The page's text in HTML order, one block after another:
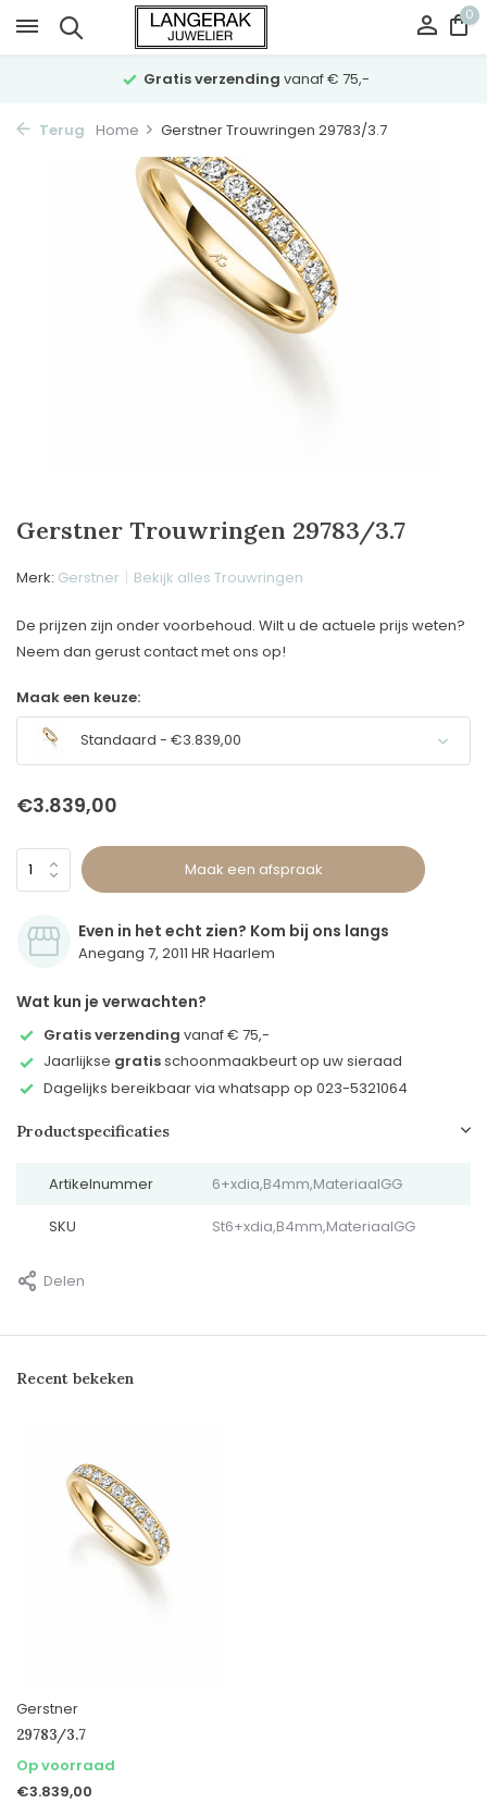
0
Gratis verzending vanaf € 75,-
Terug Home Gerstner Trouwringen 29783/3.7
Gerstner Trouwringen 29783/3.7
Merk: Gerstner Bekijk alles Trouwringen
De prijzen zijn onder voorbehoud. Wilt u de actuele prijs weten?
Neem dan gerust contact met ons op!
Maak een keuze:
Standaard - €3.839,00
€3.839,00
Maak een afspraak
Even in het echt zien? Kom bij ons langs
Anegang 7, 2011 HR Haarlem
Wat kun je verwachten?
Gratis verzending vanaf € 75,-
Jaarlijkse gratisschoonmaakbeurt op uw sieraad
Dagelijks bereikbaar via whatsapp op 023-5321064
Productspecificaties
Artikelnummer 6+xdia,B4mm,MateriaalGG
SKU St6+xdia,B4mm,MateriaalGG
Delen
Recent bekeken
Gerstner
29783/3.7
Op voorraad
€3.839,00